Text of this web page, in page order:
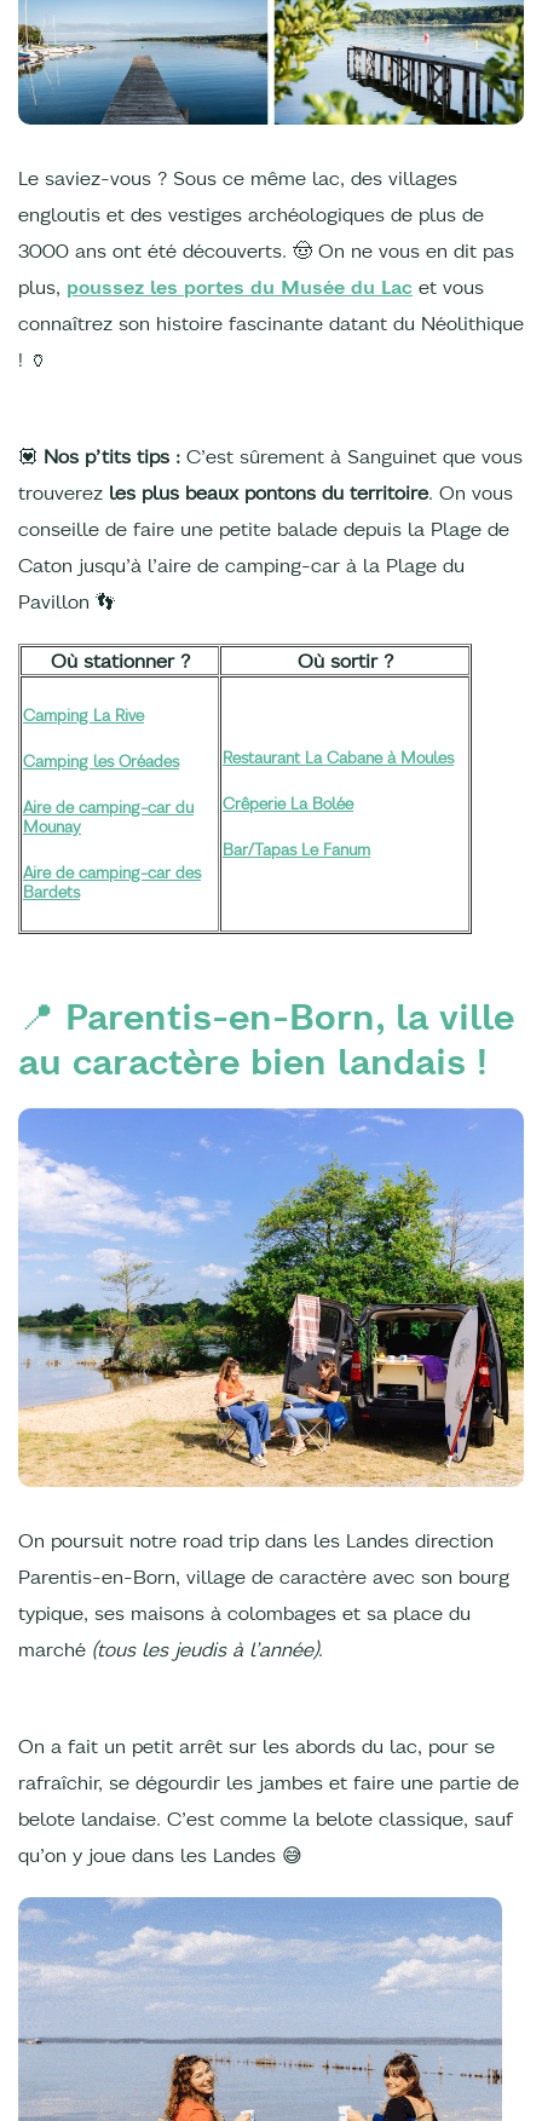
Le saviez-vous ? Sous ce même lac, des villages
engloutis et des vestiges archéologiques de plus de
3000 ans ont été découverts. 🤠 On ne vous en dit pas
plus, poussez les portes du Musée du Lac et vous
connaîtrez son histoire fascinante datant du Néolithique
! 🏺
💟 Nos p’tits tips : C’est sûrement à Sanguinet que vous
trouverez les plus beaux pontons du territoire. On vous
conseille de faire une petite balade depuis la Plage de
Caton jusqu’à l’aire de camping-car à la Plage du
Pavillon 👣
Où stationner ? Où sortir ?
Camping La Rive
Camping les Oréades
Aire de camping-car du
Mounay
Aire de camping-car des
Bardets
Restaurant La Cabane à Moules
Crêperie La Bolée
Bar/Tapas Le Fanum
📍 Parentis-en-Born, la ville
au caractère bien landais !
On poursuit notre road trip dans les Landes direction
Parentis-en-Born, village de caractère avec son bourg
typique, ses maisons à colombages et sa place du
marché (tous les jeudis à l’année).
On a fait un petit arrêt sur les abords du lac, pour se
rafraîchir, se dégourdir les jambes et faire une partie de
belote landaise. C’est comme la belote classique, sauf
qu’on y joue dans les Landes 😅